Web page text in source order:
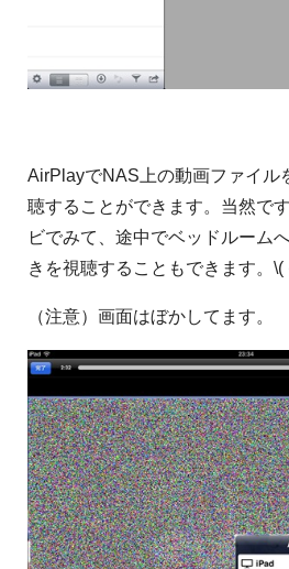
AirPlayでNAS上の動画ファイル
聴することができます。当然で
ビでみて、途中でベッドルーム
きを視聴することもできます。\(
（注意）画面はぼかしてます。